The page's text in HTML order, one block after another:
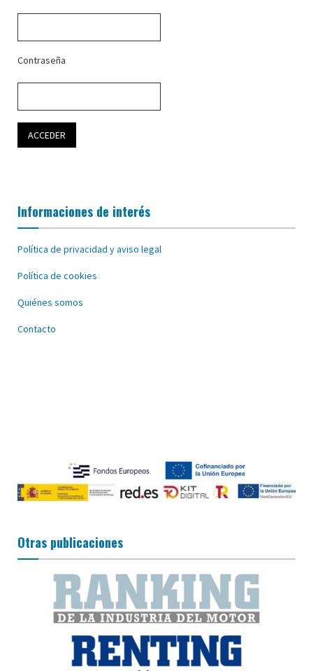
Contraseña
Informaciones de interés
Política de privacidad y aviso legal
Política de cookies
Quiénes somos
Contacto
Otras publicaciones